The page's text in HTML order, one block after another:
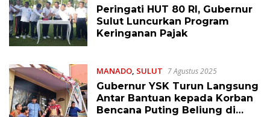
Peringati HUT 80 RI, Gubernur
Sulut Luncurkan Program
Keringanan Pajak
MANADO, SULUT 7 Agustus 2025
Gubernur YSK Turun Langsung
Antar Bantuan kepada Korban
Bencana Puting Beliung di